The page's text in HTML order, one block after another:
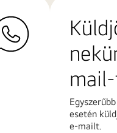
esetén
e-mailt.